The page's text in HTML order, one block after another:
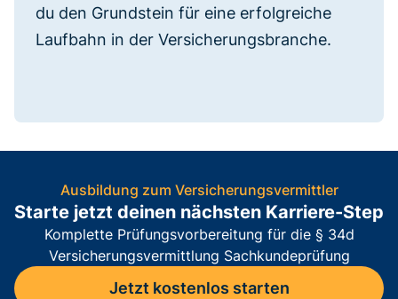
du den Grundstein für eine erfolgreiche
Laufbahn in der Versicherungsbranche.
Ausbildung zum Versicherungsvermittler
Starte jetzt deinen nächsten Karriere-Step
Komplette Prüfungsvorbereitung für die § 34d
Versicherungsvermittlung Sachkundeprüfung
Jetzt kostenlos starten